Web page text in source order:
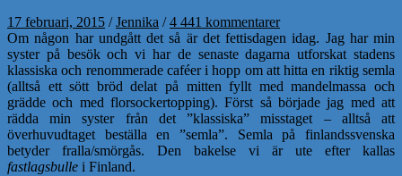
17 februari, 2015 /Jennika /4 441 kommentarer
Om någon har undgått det så är det fettisdagen idag. Jag har min
syster på besök och vi har de senaste dagarna utforskat stadens
klassiska och renommerade caféer i hopp om att hitta en riktig semla
(alltså ett sött bröd delat på mitten fyllt med mandelmassa och
grädde och med florsockertopping).Först så började jag med att
rädda min syster från det ”klassiska” misstaget – alltså att
överhuvudtaget beställa en ”semla”. Semla på finlandssvenska
betyder fralla/smörgås. Den bakelse vi är ute efter kallas
fastlagsbulle i Finland.